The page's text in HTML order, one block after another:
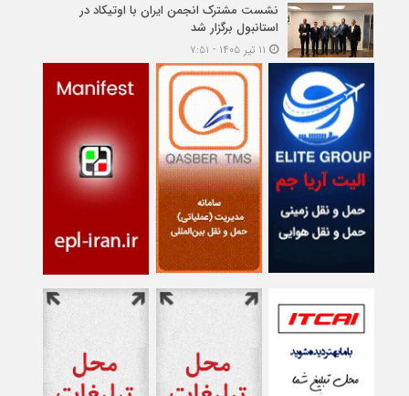
نشست مشترک انجمن ایران با اوتیکاد در
استانبول برگزار شد